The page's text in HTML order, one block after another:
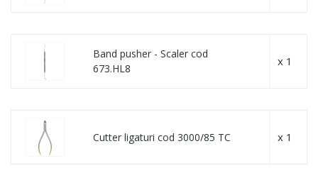
Band pusher - Scaler cod
673.HL8
x 1
Cutter ligaturi cod 3000/85 TC x 1